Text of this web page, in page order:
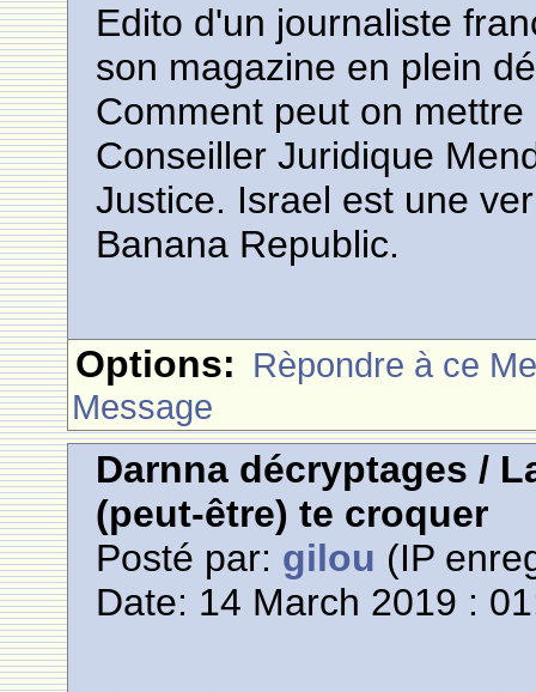
Edito d'un journaliste
son magazine en plein
Comment peut on
Conseiller Juridique
Justice. Israel est une
Banana Republic.
Options: Rèpondre à ce
Message
Darnna décryptages /
(peut-être) te croquer
Posté par: gilou (IP
Date: 14 March 2019 :